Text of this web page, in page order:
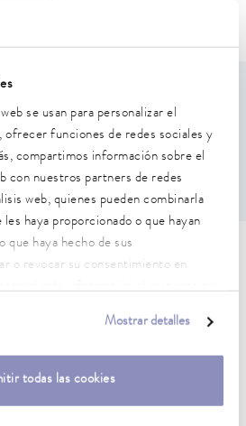
se usan para personalizar el
ofrecer funciones de redes sociales y
compartimos información sobre el
con nuestros partners de redes
web, quienes pueden combinarla
haya proporcionado o que hayan
que haya hecho de sus
o revocar su consentimiento en
Mostrar detalles
todas las cookies
de rendimiento
opcionalmente con diferentes
técnicas (según
al)